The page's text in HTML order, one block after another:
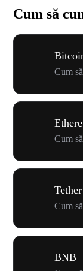
Cum să
Cum
Cum
Tether
Cum
BNB